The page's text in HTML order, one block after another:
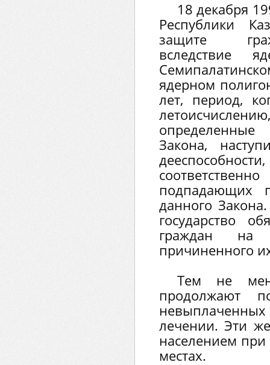
18 декабря
Республики
защите
вследствие
ядерном
лет, период,
Закона,
подпадающих
данного
государство
граждан на
причиненного
Тем не
продолжают
лечении. Эти
населением при
местах.